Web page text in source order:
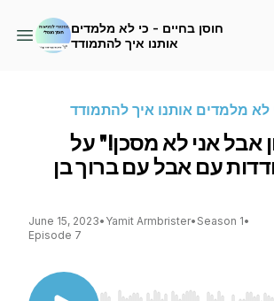
חוסן בחיים - כי לא מלמדים
אותנו איך להתמודד
לא מלמדים אותנו איך להתמודד
אבל אני לא מסכן!" על
עם אבל עם ברוך בן
June 15, 2023• Yamit Armbrister• Season 1•
Episode 7